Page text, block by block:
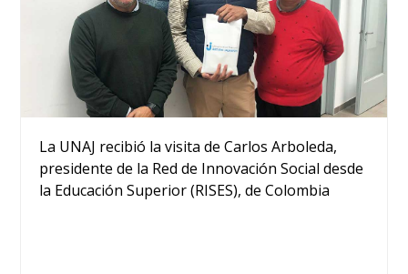
La UNAJ recibió la visita de Carlos Arboleda,
presidente de la Red de Innovación Social desde
la Educación Superior (RISES), de Colombia